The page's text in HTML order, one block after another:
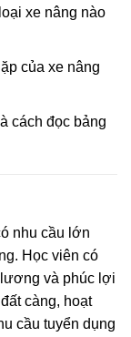
xe nâng nào
của xe nâng
cách đọc bảng
nhu cầu lớn
Học viên có
và phúc lợi
càng, hoạt
cầu tuyển dụng